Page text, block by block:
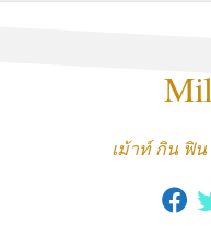
เม้าท์ กิน ฟิน